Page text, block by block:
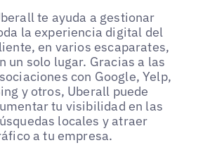
te ayuda a gestionar
la experiencia digital del
en varios escaparates,
un solo lugar. Gracias a las
con Google, Yelp,
y otros, Uberall puede
tu visibilidad en las
locales y atraer
a tu empresa.